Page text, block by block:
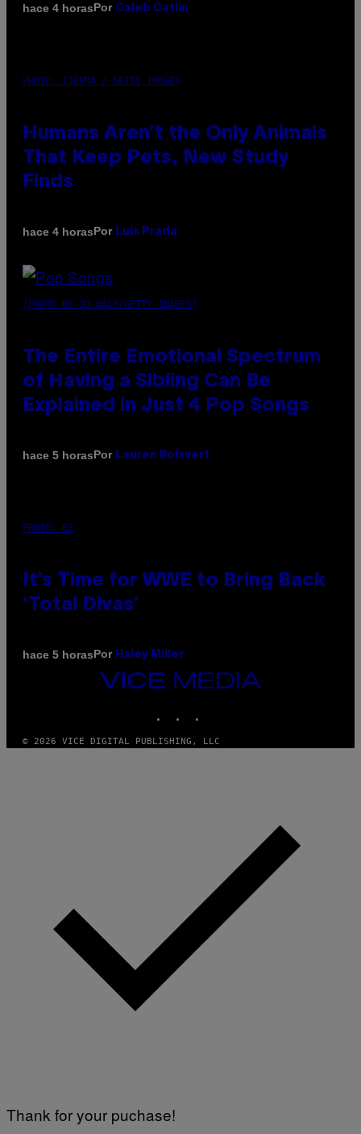
hace 4 horasPor Caleb Catlin
PHOTO: IJDEMA / GETTY IMAGES
Humans Aren’t the Only Animals
That Keep Pets, New Study
Finds
hace 4 horasPor Luis Prada
(PHOTO BY JO HALE/GETTY IMAGES)
The Entire Emotional Spectrum
of Having a Sibling Can Be
Explained in Just 4 Pop Songs
hace 5 horasPor Lauren Boisvert
PHOTO: E!
It’s Time for WWE to Bring Back
‘Total Divas’
hace 5 horasPor Haley Miller
VICE
© 2026 VICE DIGITAL PUBLISHING, LLC
Thank for your puchase!